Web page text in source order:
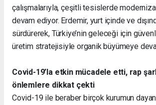
çalışmalarıyla, çeşitli tesislerde
devam ediyor. Erdemir, yurt içinde ve
sürdürerek, Türkiye’nin geleceği için
üretim stratejisiyle organik büyümeye
Covid-19’la etkin mücadele etti, rap
önlemlere dikkat çekti
Covid-19 ile beraber birçok kurumun